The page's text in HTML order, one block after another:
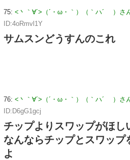
75: <丶｀∀´>（´・ω・｀）（｀ハ´ ）さ
ID:4oRmvl1Y
サムスンどうすんのこれ
76: <丶｀∀´>（´・ω・｀）（｀ハ´ ）さ
ID:D6gG1gcj
チップよりスワップがほし
なんならチップとスワップ
よ